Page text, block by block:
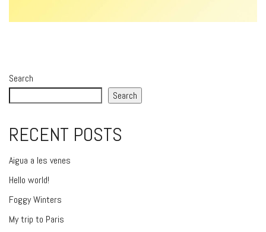
Search
Search
RECENT POSTS
Aigua a les venes
Hello world!
Foggy Winters
My trip to Paris